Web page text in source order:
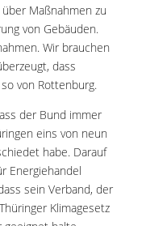
Maßnahmen zu
von Gebäuden.
Wir brauchen
dass
von Rottenburg.
der Bund immer
eins von neun
habe. Darauf
Energiehandel
sein Verband, der
Klimagesetz